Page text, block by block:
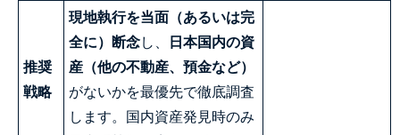
推奨
戦略
現地執行を当面（あるいは完
全に）断念し、
日本国内の資
産（他の不動産、預金など）
がないかを最優先で徹底調査
します。国内資産発見時のみ